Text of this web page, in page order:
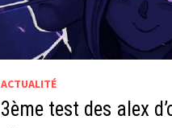
ACTUALITÉ
3ème test des alex